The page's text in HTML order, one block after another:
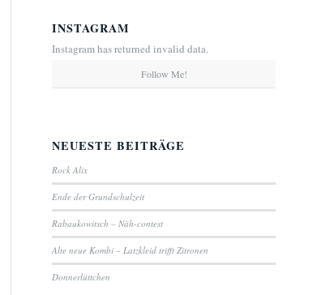
INSTAGRAM
Instagram has returned invalid data.
Follow Me!
NEUESTE BEITRÄGE
Rock Alix
Ende der Grundschulzeit
Rabaukowitsch – Näh-contest
Alte neue Kombi – Latzkleid trifft Zitronen
Donnerlüttchen